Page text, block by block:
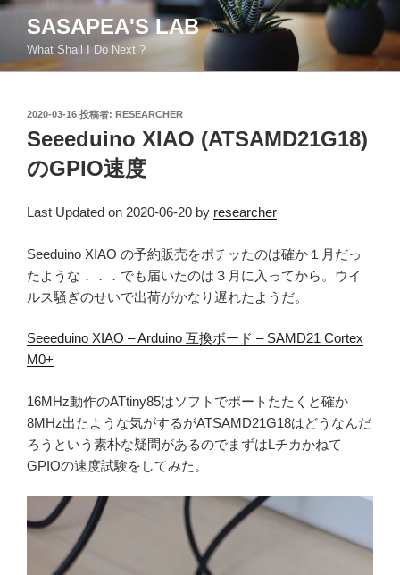
コ
ン
SASAPEA'S LAB
What Shall I Do Next ?
投
稿
日:
2020-03-16 投稿者: RESEARCHER
Seeeduino XIAO (ATSAMD21G18)
のGPIO速度
Last Updated on 2020-06-20 by researcher
Seeduino XIAO の予約販売をポチッたのは確か１月だっ
たような．．．でも届いたのは３月に入ってから。ウイ
ルス騒ぎのせいで出荷がかなり遅れたようだ。
Seeeduino XIAO – Arduino 互換ボード – SAMD21 Cortex
M0+
16MHz動作のATtiny85はソフトでポートたたくと確か
8MHz出たような気がするがATSAMD21G18はどうなんだ
ろうという素朴な疑問があるのでまずはLチカかねて
GPIOの速度試験をしてみた。